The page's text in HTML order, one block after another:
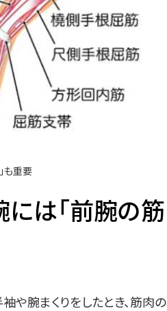
も重要
には「前腕の筋
や腕まくりをしたとき、筋肉の